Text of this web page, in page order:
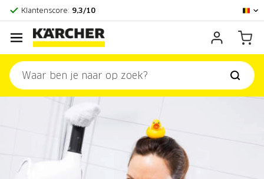
Klantenscore: 9,3/10